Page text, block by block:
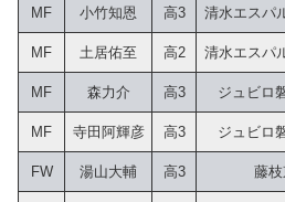
MF 小竹知恩 高3 清水エスパ
MF 土居佑至 高2 清水エスパ
MF 森力介 高3 ジュビロ
MF 寺田阿輝彦 高3 ジュビロ
FW 湯山大輔 高3 藤枝